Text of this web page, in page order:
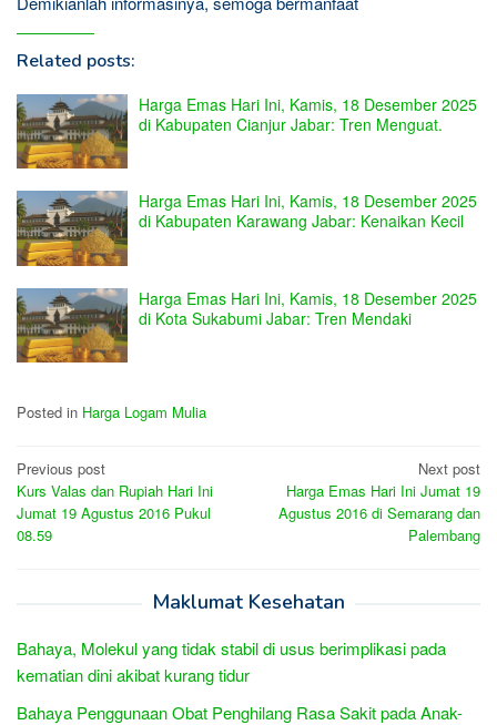
Related posts:
Harga Emas Hari Ini, Kamis, 18 Desember 2025
di Kabupaten Cianjur Jabar: Tren Menguat.
Harga Emas Hari Ini, Kamis, 18 Desember 2025
di Kabupaten Karawang Jabar: Kenaikan Kecil
Harga Emas Hari Ini, Kamis, 18 Desember 2025
di Kota Sukabumi Jabar: Tren Mendaki
Posted in Harga Logam Mulia
Post
navigation
Previous post
Kurs Valas dan Rupiah Hari Ini
Jumat 19 Agustus 2016 Pukul
08.59
Next post
Harga Emas Hari Ini Jumat 19
Agustus 2016 di Semarang dan
Palembang
Maklumat Kesehatan
Bahaya, Molekul yang tidak stabil di usus berimplikasi pada
kematian dini akibat kurang tidur
Bahaya Penggunaan Obat Penghilang Rasa Sakit pada Anak-